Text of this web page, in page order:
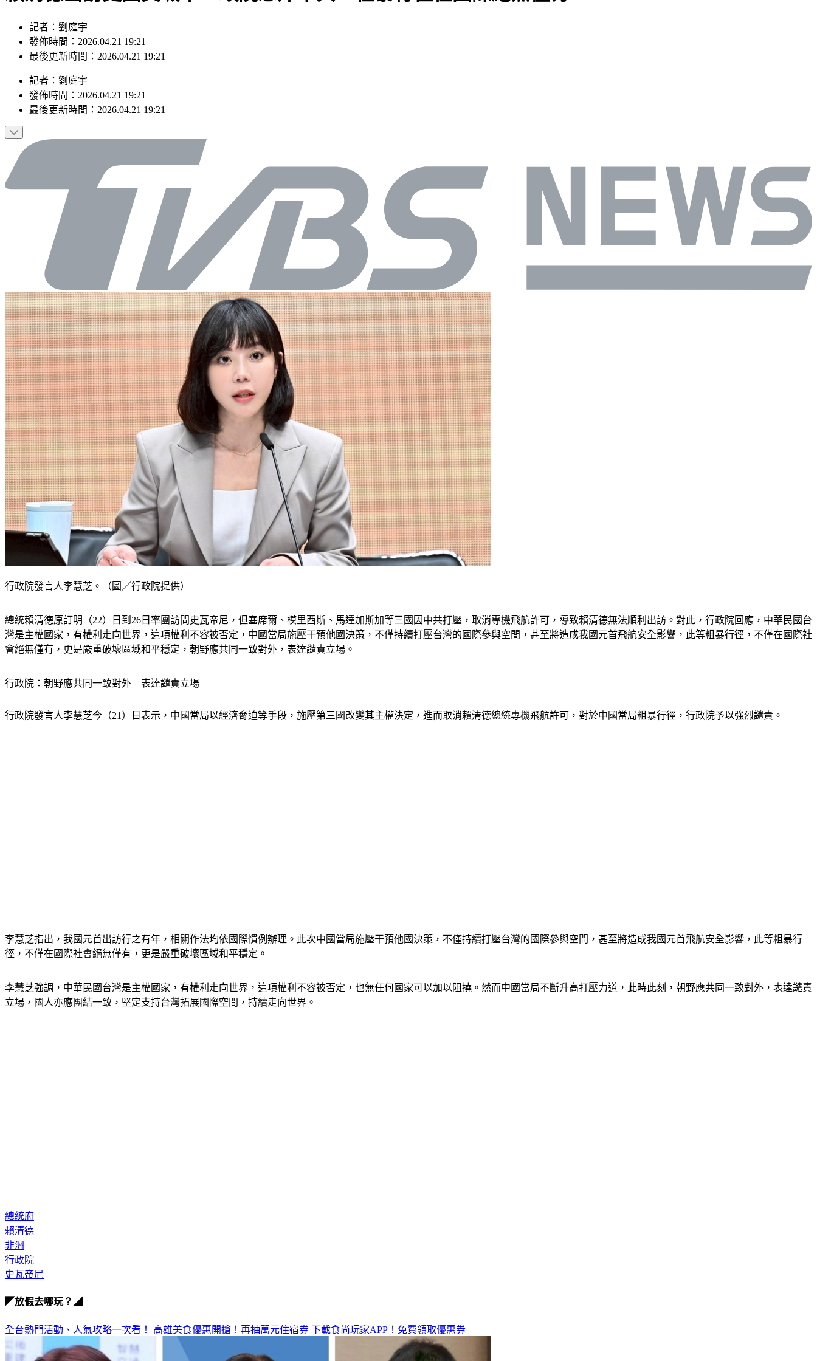
記者：劉庭宇
發佈時間：2026.04.21 19:21
最後更新時間：2026.04.21 19:21
記者 ： 劉庭宇
發佈時間： 2026.04.21 19:21
最後更新時間： 2026.04.21 19:21
行政院發言人李慧芝。（圖／行政院提供）
總統賴清德原訂明（22）日到26日率團訪問史瓦帝尼，但塞席爾、模里西斯、馬達加斯加等三國因中共打壓，取消專機飛航許可，導致賴清德無法順利出訪。對此，行政院回應，中華民國台
灣是主權國家，有權利走向世界，這項權利不容被否定，中國當局施壓干預他國決策，不僅持續打壓台灣的國際參與空間，甚至將造成我國元首飛航安全影響，此等粗暴行徑，不僅在國際社
會絕無僅有，更是嚴重破壞區域和平穩定，朝野應共同一致對外，表達譴責立場。
行政院：朝野應共同一致對外　表達譴責立場
行政院發言人李慧芝今（21）日表示，中國當局以經濟脅迫等手段，施壓第三國改變其主權決定，進而取消賴清德總統專機飛航許可，對於中國當局粗暴行徑，行政院予以強烈譴責。
李慧芝指出，我國元首出訪行之有年，相關作法均依國際慣例辦理。此次中國當局施壓干預他國決策，不僅持續打壓台灣的國際參與空間，甚至將造成我國元首飛航安全影響，此等粗暴行
徑，不僅在國際社會絕無僅有，更是嚴重破壞區域和平穩定。
李慧芝強調，中華民國台灣是主權國家，有權利走向世界，這項權利不容被否定，也無任何國家可以加以阻撓。然而中國當局不斷升高打壓力道，此時此刻，朝野應共同一致對外，表達譴責
立場，國人亦應團結一致，堅定支持台灣拓展國際空間，持續走向世界。
總統府
賴清德
非洲
行政院
史瓦帝尼
◤放假去哪玩？◢
全台熱門活動、人氣攻略一次看！ 高雄美食優惠開搶！再抽萬元住宿券 下載食尚玩家APP！免費領取優惠券